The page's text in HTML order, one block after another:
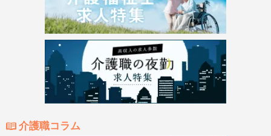
介護職コラム